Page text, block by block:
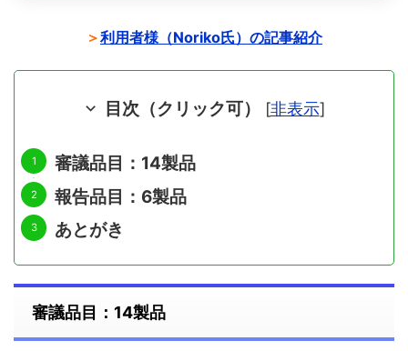
＞利用者様（Noriko氏）の記事紹介
目次（クリック可） [非表示]
審議品目：14製品
報告品目：6製品
あとがき
審議品目：14製品